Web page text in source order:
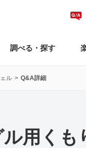
調べる・探す
ル Q&A詳細
用くも